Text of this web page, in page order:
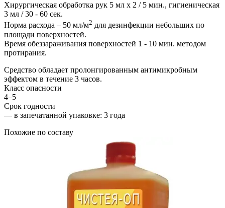
Хирургическая обработка рук 5 мл х 2 / 5 мин., гигиеническая
3 мл / 30 - 60 сек.
Норма расхода – 50 мл/м2 для дезинфекции небольших по
площади поверхностей.
Время обеззараживания поверхностей 1 - 10 мин. методом
протирания.
Средство обладает пролонгированным антимикробным
эффектом в течение 3 часов.
Класс опасности
4–5
Срок годности
— в запечатанной упаковке: 3 года
Похожие по составу